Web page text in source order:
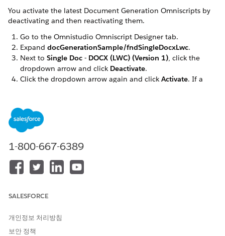
You activate the latest Document Generation Omniscripts by
deactivating and then reactivating them.
Go to the Omnistudio Omniscript Designer tab.
Expand docGenerationSample/fndSingleDocxLwc.
Next to Single Doc - DOCX (LWC) (Version 1), click the
dropdown arrow and click Deactivate.
Click the dropdown arrow again and click Activate. If a
docGenerationSample/fndSingleDocxServersideLwc,
docGenerationSample/fndMultiDocxLwc, and
docGenerationSample/fndMultiPDFConvertLwc
Omniscripts.
1-800-667-6389
SALESFORCE
개인정보 처리방침
보안 정책